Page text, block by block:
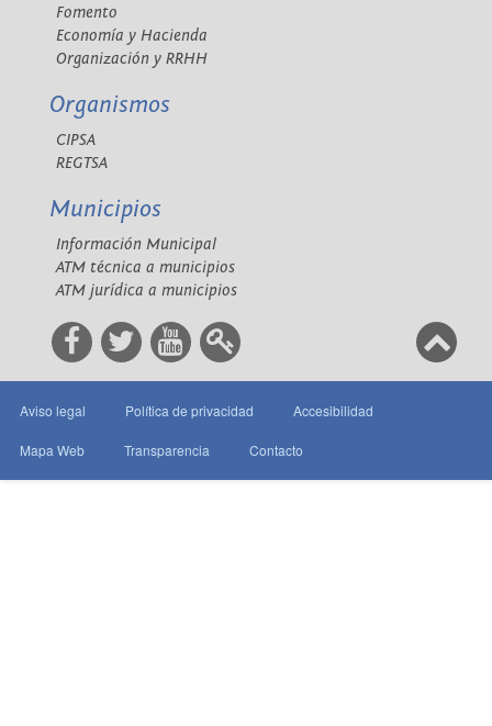
Fomento
Economía y Hacienda
Organización y RRHH
Organismos
CIPSA
REGTSA
Municipios
Información Municipal
ATM técnica a municipios
ATM jurídica a municipios
Aviso legal Política de privacidad Accesibilidad
Mapa Web Transparencia Contacto